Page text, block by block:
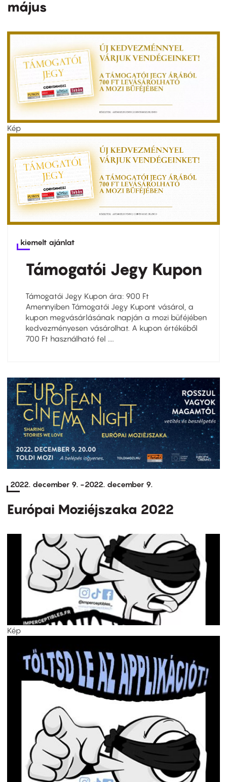
május
Kép
kiemelt ajánlat
Támogatói Jegy Kupon
Támogatói Jegy Kupon ára: 900 Ft
Amennyiben Támogatói Jegy Kupont vásárol, a
kupon megvásárlásának napján a mozi büféjében
kedvezményesen vásárolhat. A kupon értékéből
700 Ft használható fel ....
2022. december 9. -2022. december 9.
Európai Moziéjszaka 2022
Kép